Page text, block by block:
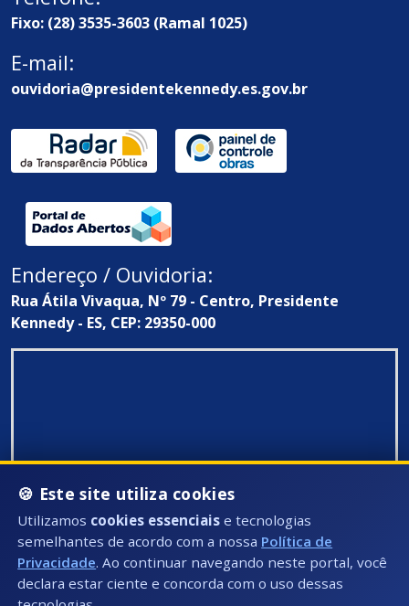
Fixo: (28) 3535-3603 (Ramal 1025)
E-mail:
ouvidoria@presidentekennedy.es.gov.br
Endereço / Ouvidoria:
Rua Átila Vivaqua, Nº 79 - Centro, Presidente
Kennedy - ES, CEP: 29350-000
🍪 Este site utiliza cookies
Utilizamos cookies essenciais e tecnologias
semelhantes de acordo com a nossa Política de
Privacidade. Ao continuar navegando neste portal, você
declara estar ciente e concorda com o uso dessas